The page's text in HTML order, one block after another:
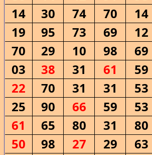
14
30 74 70 14
19
95 73 69 12
70
29 10 98 69
03
38 31 61 59
22
70 31 31 53
25
90 66 59 53
61
65 80 31 80
50
98 27 29 63